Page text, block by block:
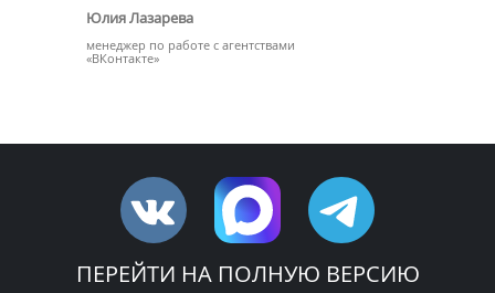
Юлия Лазарева
менеджер по работе с агентствами
«ВКонтакте»
ПЕРЕЙТИ НА ПОЛНУЮ ВЕРСИЮ